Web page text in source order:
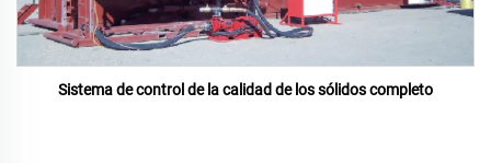
Sistema de control de la calidad de los sólidos completo